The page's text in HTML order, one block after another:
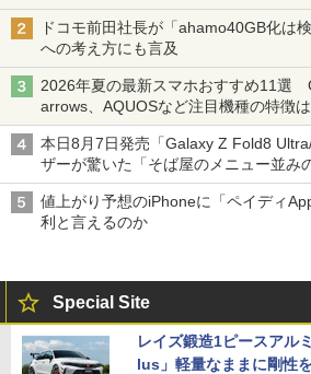
ドコモ前田社長が「ahamo40GB化は
への考え方にも言及
2026年夏の最新スマホおすすめ11選
arrows、AQUOSなど注目機種の特徴は
本日8月7日発売「Galaxy Z Fold8
ザーが驚いた「そば屋のメニュー並み
値上がり予想のiPhoneに「ペイディ
利と言えるのか
Special Site
レイズ鍛造1ピースアル
lus」軽量なままに剛性